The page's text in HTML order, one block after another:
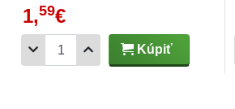
1,59€
Kúpiť